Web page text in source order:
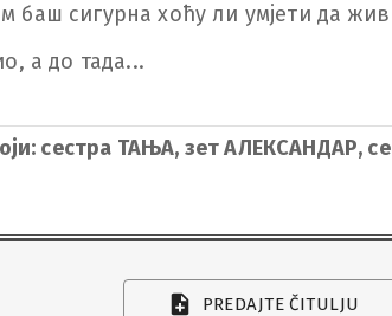
баш сигурна хоћу ли умјети да
а до тада...
сестра ТАЊА, зет АЛЕКСАНДАР,
PREDAJTE ČITULJU